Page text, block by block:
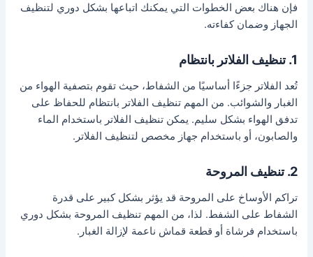
فإن هناك بعض الخطوات التي يمكنك اتباعها بشكل دوري لتنظيف
الجهاز وضمان كفاءته.
1. تنظيف الفلاتر بانتظام
تُعد الفلاتر جزءًا أساسيًا من الشفاط، حيث تقوم بتصفية الهواء من
الغبار والشوائب. من المهم تنظيف الفلاتر بانتظام للحفاظ على
تدفق الهواء بشكل سليم. يمكن تنظيف الفلاتر باستخدام الماء
والصابون، أو باستخدام جهاز مخصص لتنظيف الفلاتر.
2. تنظيف المروحة
تراكم الأوساخ على المروحة قد يؤثر بشكل كبير على قدرة
الشفاط على الشفط. لذا، من المهم تنظيف المروحة بشكل دوري
باستخدام فرشاة أو قطعة قماش ناعمة لإزالة الغبار.